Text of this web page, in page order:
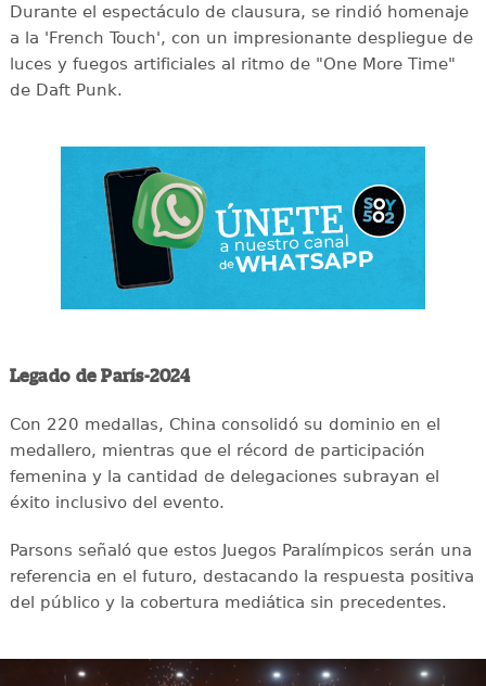
Durante el espectáculo de clausura, se rindió homenaje
a la 'French Touch', con un impresionante despliegue de
luces y fuegos artificiales al ritmo de "One More Time"
de Daft Punk.
Legado de París-2024
Con 220 medallas, China consolidó su dominio en el
medallero, mientras que el récord de participación
femenina y la cantidad de delegaciones subrayan el
éxito inclusivo del evento.
Parsons señaló que estos Juegos Paralímpicos serán una
referencia en el futuro, destacando la respuesta positiva
del público y la cobertura mediática sin precedentes.